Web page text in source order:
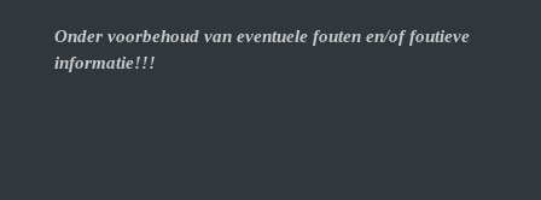
Onder voorbehoud van eventuele fouten en/of foutieve
informatie!!!